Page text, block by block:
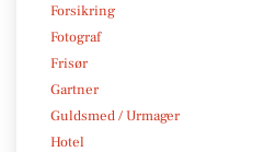
Forsikring
Fotograf
Frisør
Gartner
Guldsmed / Urmager
Hotel